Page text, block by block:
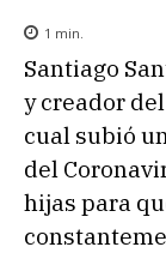
1 min.
Santiago
y creador
cual subió
del
hijas para